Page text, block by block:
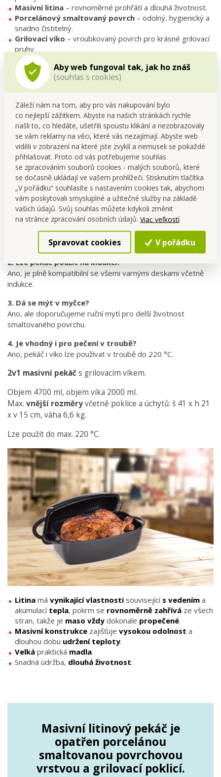
Aby web fungoval tak, jak ho znáš
(souhlas s cookies)
Záleží nám na tom, aby pro vás nakupování bylo
co nejlepší zážitkem. Abyste na našich stránkách rychle
našli to, co hledáte, ušetřili spoustu klikání a nezobrazovaly
se vám reklamy na věci, které vás nezajímají. Abyste web
viděli v zobrazení na které jste zvyklí a nemuseli se pokaždé
přihlašovat. Proto od vás potřebujeme souhlas
se zpracováním souborů cookies - malých souborů, které
se dočasně ukládají ve vašem prohlížeči. Stisknutím tlačítka
„V pořádku“ souhlasíte s nastavením cookies tak, abychom
vám poskytovali smysluplné a užitečné služby na základě
vašich údajů. Svůj souhlas můžete kdykoli změnit
na stránce zpracování osobních údajů. Viac veľkostí
Spravovat cookies V pořádku
Masivní litina – rovnoměrné prohřátí a dlouhá životnost.
Porcelánový smaltovaný povrch – odolný, hygienický a
snadno čistitelný.
Grilovací víko – vroubkovaný povrch pro krásné grilovací
pruhy.
Univerzální použití
Technické údaje:
Objem pekáče:4,7 L
Objem víka:2 L
Rozměry (s víkem a úchyty):Š 41 cm × H 21 cm × V 15
cm
Hmotnost:cca 6,6 kg
Materiál:litina, porcelánový smalt
Teplotní odolnost:do 220 °C
Použití:plyn, el. sporák, sklokeramika, indukce, halogen,
trouba, venkovní gril
FAQ – Nejčastější dotazy:
1. Mohu víko používat samostatně?
Ano, víko má vroubkované dno a funguje jako grilovací pánev.
2. Lze pekáč použít na indukci?
Ano, je plně kompatibilní se všemi varnými deskami včetně
indukce.
3. Dá se mýt v myčce?
Ano, ale doporučujeme ruční mytí pro delší životnost
smaltovaného povrchu.
4. Je vhodný i pro pečení v troubě?
Ano, pekáč i víko lze používat v troubě do 220 °C.
2v1 masivní pekáčs grilovacím víkem.
Objem 4700 ml, objem víka 2000 ml.
Max. vnější rozměryvčetně poklice a úchytů: š 41 x h 21
x v 15 cm, váha 6,6 kg.
Lze použít do max. 220 °C.
Litina má vynikající vlastnosti související s vedením a
akumulací tepla, pokrm se rovnoměrně zahřívá ze všech
stran, takže je maso vždy dokonale propečené.
Masivní konstrukce zajišťuje vysokou odolnost a
dlouhou dobu udržení teploty.
Velká praktická madla.
Snadná údržba, dlouhá životnost.
Masivní litinový pekáč je
opatřen porcelánou
smaltovanou povrchovou
vrstvou a grilovací poklicí.